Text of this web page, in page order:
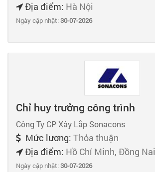
Địa điểm: Hà Nội
Ngày cập nhật:30-07-2026
Chỉ huy trưởng công trình
Công Ty CP Xây Lắp Sonacons
Mức lương: Thỏa thuận
Địa điểm: Hồ Chí Minh, Đồng Nai
Ngày cập nhật:30-07-2026